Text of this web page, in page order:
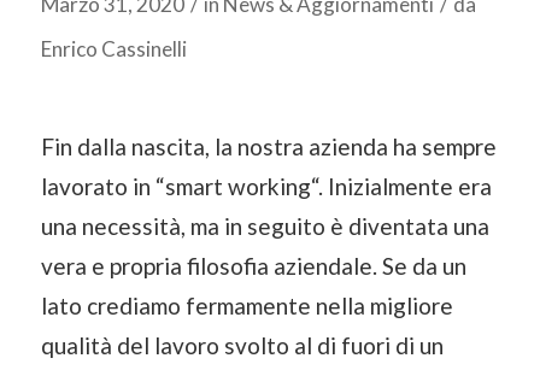
Enrico Cassinelli
Fin dalla nascita, la nostra azienda ha sempre
lavorato in “smart working“. Inizialmente era
una necessità, ma in seguito è diventata una
vera e propria filosofia aziendale. Se da un
lato crediamo fermamente nella migliore
qualità del lavoro svolto al di fuori di un